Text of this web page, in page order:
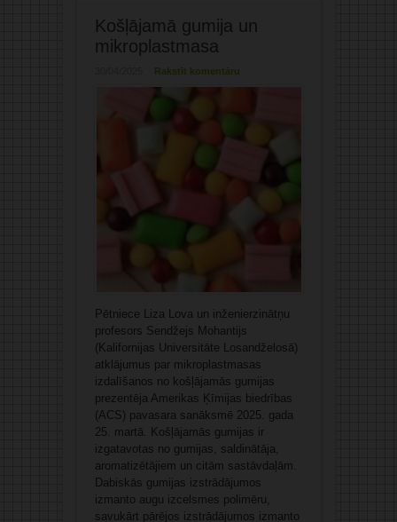
Košļājamā gumija un
mikroplastmasa
Rakstīt komentāru
Pētniece Liza Lova un inženierzinātņu
profesors Sendžejs Mohantijs
(Kalifornijas Universitāte Losandželosā)
atklājumus par mikroplastmasas
izdalīšanos no košļājamās gumijas
prezentēja Amerikas Ķīmijas biedrības
(ACS) pavasara sanāksmē 2025. gada
25. martā. Košļājamās gumijas ir
izgatavotas no gumijas, saldinātāja,
aromatizētājiem un citām sastāvdaļām.
Dabiskās gumijas izstrādājumos
izmanto augu izcelsmes polimēru,
savukārt pārējos izstrādājumos izmanto